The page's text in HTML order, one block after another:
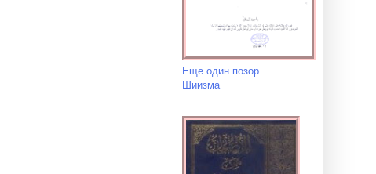
Еще один позор
Шиизма